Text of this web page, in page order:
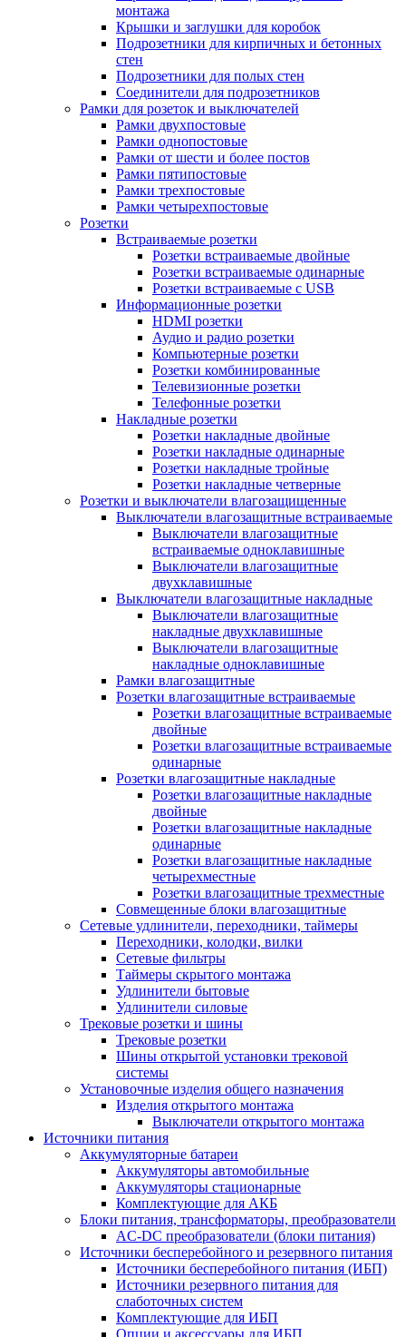
монтажа
Крышки и заглушки для коробок
Подрозетники для кирпичных и бетонных
стен
Подрозетники для полых стен
Соединители для подрозетников
Рамки для розеток и выключателей
Рамки двухпостовые
Рамки однопостовые
Рамки от шести и более постов
Рамки пятипостовые
Рамки трехпостовые
Рамки четырехпостовые
Розетки
Встраиваемые розетки
Розетки встраиваемые двойные
Розетки встраиваемые одинарные
Розетки встраиваемые с USB
Информационные розетки
HDMI розетки
Аудио и радио розетки
Компьютерные розетки
Розетки комбинированные
Телевизионные розетки
Телефонные розетки
Накладные розетки
Розетки накладные двойные
Розетки накладные одинарные
Розетки накладные тройные
Розетки накладные четверные
Розетки и выключатели влагозащищенные
Выключатели влагозащитные встраиваемые
Выключатели влагозащитные
встраиваемые одноклавишные
Выключатели влагозащитные
двухклавишные
Выключатели влагозащитные накладные
Выключатели влагозащитные
накладные двухклавишные
Выключатели влагозащитные
накладные одноклавишные
Рамки влагозащитные
Розетки влагозащитные встраиваемые
Розетки влагозащитные встраиваемые
двойные
Розетки влагозащитные встраиваемые
одинарные
Розетки влагозащитные накладные
Розетки влагозащитные накладные
двойные
Розетки влагозащитные накладные
одинарные
Розетки влагозащитные накладные
четырехместные
Розетки влагозащитные трехместные
Совмещенные блоки влагозащитные
Сетевые удлинители, переходники, таймеры
Переходники, колодки, вилки
Сетевые фильтры
Таймеры скрытого монтажа
Удлинители бытовые
Удлинители силовые
Трековые розетки и шины
Трековые розетки
Шины открытой установки трековой
системы
Установочные изделия общего назначения
Изделия открытого монтажа
Выключатели открытого монтажа
Источники питания
Аккумуляторные батареи
Аккумуляторы автомобильные
Аккумуляторы стационарные
Комплектующие для АКБ
Блоки питания, трансформаторы, преобразователи
AC-DC преобразователи (блоки питания)
Источники бесперебойного и резервного питания
Источники бесперебойного питания (ИБП)
Источники резервного питания для
слаботочных систем
Комплектующие для ИБП
Опции и аксессуары для ИБП